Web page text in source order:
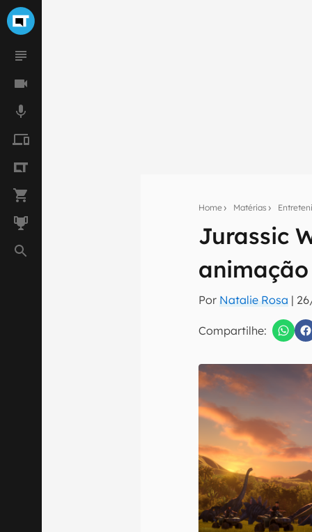
Home Matérias
Jurassic
Por Natalie Rosa |
Compartilhe:
Assine a
Confirmo que